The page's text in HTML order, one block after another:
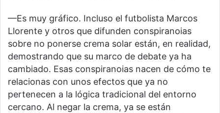
—Es muy gráfico. Incluso el futbolista Marcos
Llorente y otros que difunden conspiranoias
sobre no ponerse crema solar están, en realidad,
demostrando que su marco de debate ya ha
cambiado. Esas conspiranoias nacen de cómo te
relacionas con unos efectos que ya no
pertenecen a la lógica tradicional del entorno
cercano. Al negar la crema, ya se están